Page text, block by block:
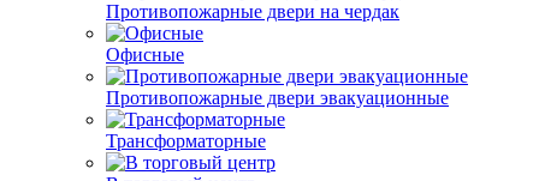
Противопожарные двери на чердак
Офисные
Противопожарные двери эвакуационные
Трансформаторные